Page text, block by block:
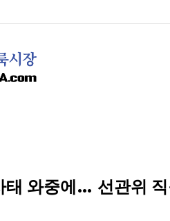
태 와중에… 선관위